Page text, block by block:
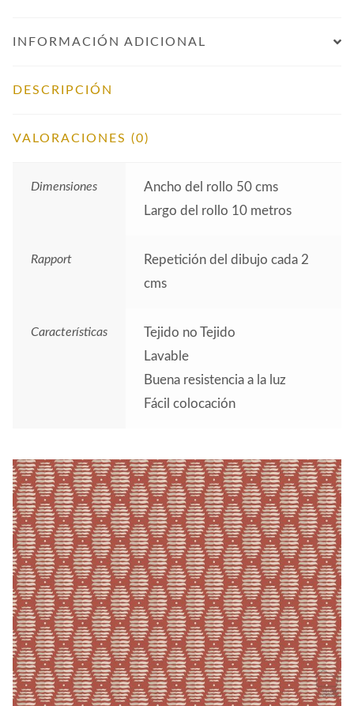
INFORMACIÓN ADICIONAL
DESCRIPCIÓN
VALORACIONES (0)
Dimensiones
Ancho del rollo 50 cms
Largo del rollo 10 metros
Rapport
Repetición del dibujo cada 2
cms
Características
Tejido no Tejido
Lavable
Buena resistencia a la luz
Fácil colocación